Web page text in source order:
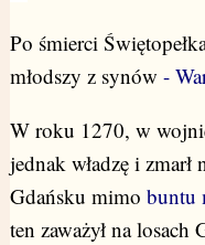
Po śmierci
młodszy z synów -
W roku 1270, w
jednak władzę i
Gdańsku mimo buntu
ten zaważył na